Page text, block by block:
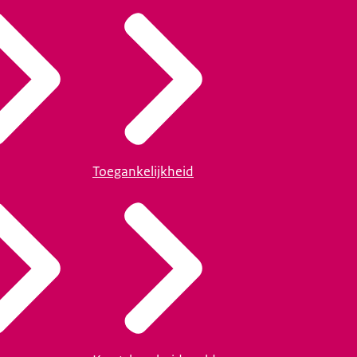
Toegankelijkheid